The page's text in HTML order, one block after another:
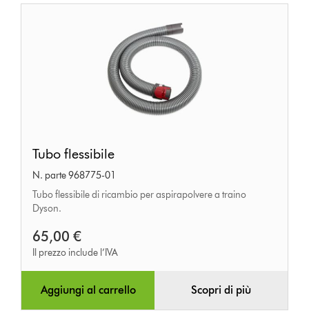
flessibile
Tubo flessibile
N. parte 968775-01
Tubo flessibile di ricambio per aspirapolvere a traino
Dyson.
65,00 €
Il prezzo include l’IVA
Aggiungi al carrello Scopri di più